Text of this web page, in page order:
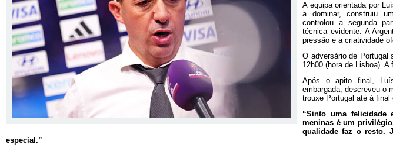
A equipa orientada por
a dominar, construiu
controlou a segunda
técnica evidente. A
pressão e a criatividade
O adversário de Portugal
12h00 (hora de Lisboa).
Após o apito final,
embargada, descreveu o
trouxe Portugal até à final
“Sinto uma felicidade
meninas é um
qualidade faz o resto.
especial.”